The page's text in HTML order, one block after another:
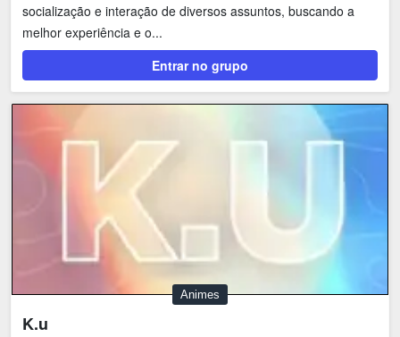
socialização e interação de diversos assuntos, buscando a
melhor experiência e o...
Entrar no grupo
Animes
K.u